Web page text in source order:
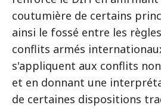
coutumière de certains
ainsi le fossé entre les
conflits armés
s'appliquent aux conflits
et en donnant une
de certaines dispositions